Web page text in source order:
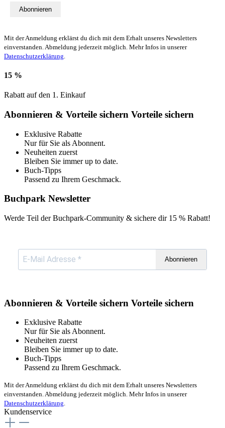
Abonnieren
Mit der Anmeldung erklärst du dich mit dem Erhalt unseres Newsletters
einverstanden. Abmeldung jederzeit möglich. Mehr Infos in unserer
Datenschutzerklärung
15 %
Rabatt auf den 1. Einkauf
Abonnieren & Vorteile sichern Vorteile sichern
Exklusive Rabatte
Nur für Sie als Abonnent.
Neuheiten zuerst
Bleiben Sie immer up to date.
Buch-Tipps
Passend zu Ihrem Geschmack.
Buchpark Newsletter
Werde Teil der Buchpark-Community & sichere dir 15 % Rabatt!
Abonnieren
Abonnieren & Vorteile sichern Vorteile sichern
Exklusive Rabatte
Nur für Sie als Abonnent.
Neuheiten zuerst
Bleiben Sie immer up to date.
Buch-Tipps
Passend zu Ihrem Geschmack.
Mit der Anmeldung erklärst du dich mit dem Erhalt unseres Newsletters
einverstanden. Abmeldung jederzeit möglich. Mehr Infos in unserer
Datenschutzerklärung.
Kundenservice